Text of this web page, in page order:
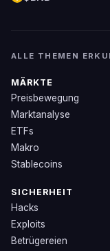
ALLE THEMEN
MÄRKTE
Preisbewegung
Marktanalyse
ETFs
Makro
Stablecoins
SICHERHEIT
Hacks
Exploits
Betrügereien